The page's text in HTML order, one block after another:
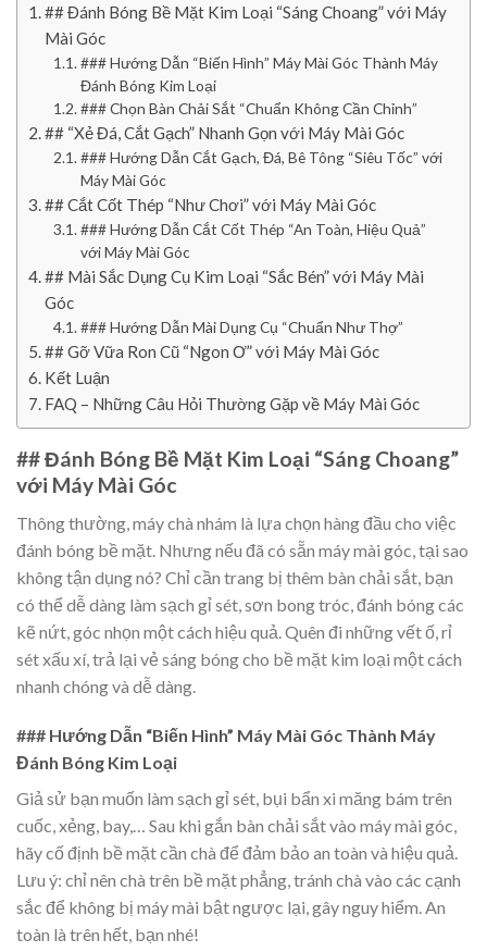
## Đánh Bóng Bề Mặt Kim Loại “Sáng Choang” với Máy
Mài Góc
### Hướng Dẫn “Biến Hình” Máy Mài Góc Thành Máy
Đánh Bóng Kim Loại
### Chọn Bàn Chải Sắt “Chuẩn Không Cần Chỉnh”
## “Xẻ Đá, Cắt Gạch” Nhanh Gọn với Máy Mài Góc
### Hướng Dẫn Cắt Gạch, Đá, Bê Tông “Siêu Tốc” với
Máy Mài Góc
## Cắt Cốt Thép “Như Chơi” với Máy Mài Góc
### Hướng Dẫn Cắt Cốt Thép “An Toàn, Hiệu Quả”
với Máy Mài Góc
## Mài Sắc Dụng Cụ Kim Loại “Sắc Bén” với Máy Mài
Góc
### Hướng Dẫn Mài Dụng Cụ “Chuẩn Như Thợ”
## Gỡ Vữa Ron Cũ “Ngon Ơ” với Máy Mài Góc
Kết Luận
FAQ – Những Câu Hỏi Thường Gặp về Máy Mài Góc
## Đánh Bóng Bề Mặt Kim Loại “Sáng Choang”
với Máy Mài Góc
Thông thường, máy chà nhám là lựa chọn hàng đầu cho việc
đánh bóng bề mặt. Nhưng nếu đã có sẵn máy mài góc, tại sao
không tận dụng nó? Chỉ cần trang bị thêm bàn chải sắt, bạn
có thể dễ dàng làm sạch gỉ sét, sơn bong tróc, đánh bóng các
kẽ nứt, góc nhọn một cách hiệu quả. Quên đi những vết ố, rỉ
sét xấu xí, trả lại vẻ sáng bóng cho bề mặt kim loại một cách
nhanh chóng và dễ dàng.
### Hướng Dẫn “Biến Hình” Máy Mài Góc Thành Máy
Đánh Bóng Kim Loại
Giả sử bạn muốn làm sạch gỉ sét, bụi bẩn xi măng bám trên
cuốc, xẻng, bay,… Sau khi gắn bàn chải sắt vào máy mài góc,
hãy cố định bề mặt cần chà để đảm bảo an toàn và hiệu quả.
Lưu ý: chỉ nên chà trên bề mặt phẳng, tránh chà vào các cạnh
sắc để không bị máy mài bật ngược lại, gây nguy hiểm. An
toàn là trên hết, bạn nhé!